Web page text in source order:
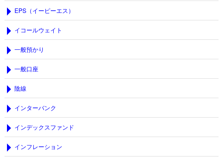
EPS（イーピーエス）
イコールウェイト
一般預かり
一般口座
陰線
インターバンク
インデックスファンド
インフレーション